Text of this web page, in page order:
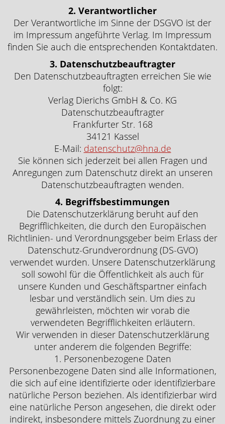
2. Verantwortlicher
Der Verantwortliche im Sinne der DSGVO ist der
im Impressum angeführte Verlag. Im Impressum
finden Sie auch die entsprechenden Kontaktdaten.
3. Datenschutzbeauftragter
Den Datenschutzbeauftragten erreichen Sie wie
folgt:
Verlag Dierichs GmbH & Co. KG
Datenschutzbeauftragter
Frankfurter Str. 168
34121 Kassel
E-Mail: datenschutz@hna.de
Sie können sich jederzeit bei allen Fragen und
Anregungen zum Datenschutz direkt an unseren
Datenschutzbeauftragten wenden.
4. Begriffsbestimmungen
Die Datenschutzerklärung beruht auf den
Begrifflichkeiten, die durch den Europäischen
Richtlinien- und Verordnungsgeber beim Erlass der
Datenschutz-Grundverordnung (DS-GVO)
verwendet wurden. Unsere Datenschutzerklärung
soll sowohl für die Öffentlichkeit als auch für
unsere Kunden und Geschäftspartner einfach
lesbar und verständlich sein. Um dies zu
gewährleisten, möchten wir vorab die
verwendeten Begrifflichkeiten erläutern.
Wir verwenden in dieser Datenschutzerklärung
unter anderem die folgenden Begriffe:
1. Personenbezogene Daten
Personenbezogene Daten sind alle Informationen,
die sich auf eine identifizierte oder identifizierbare
natürliche Person beziehen. Als identifizierbar wird
eine natürliche Person angesehen, die direkt oder
indirekt, insbesondere mittels Zuordnung zu einer